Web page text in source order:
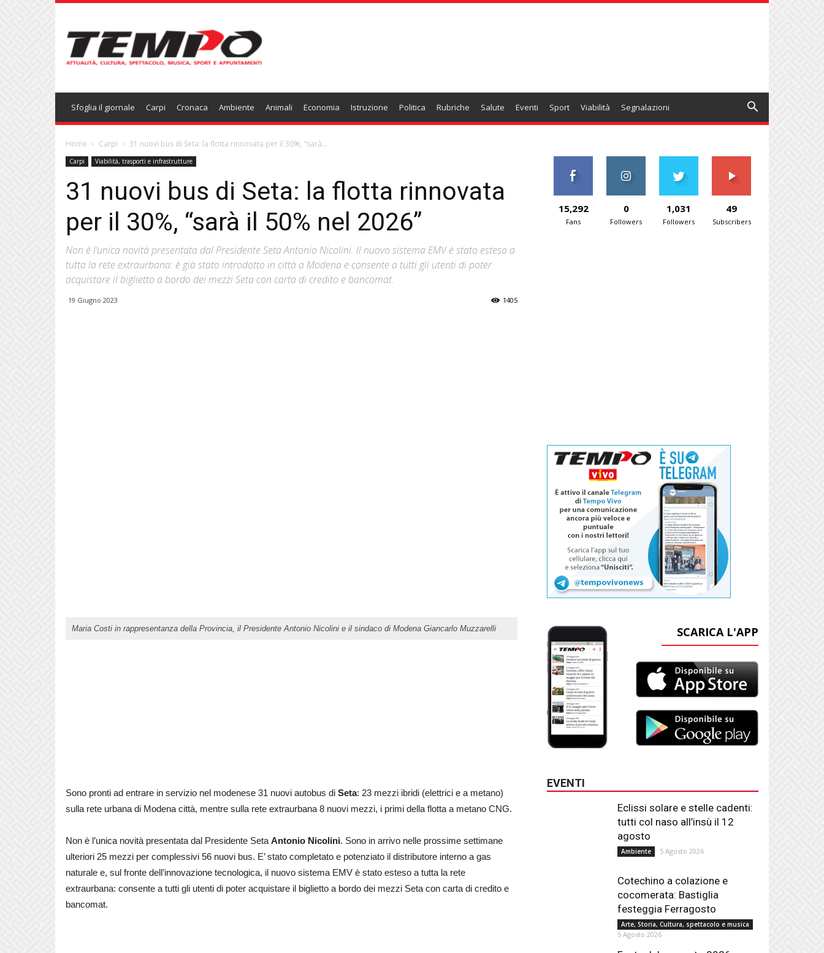
Sfoglia il giornale Carpi Cronaca Ambiente Animali Economia Istruzione Politica Rubriche Salute Eventi Sport Viabilità Segnalazioni
Home Carpi 31 nuovi bus di Seta: la flotta rinnovata per il 30%, “sarà...
Carpi Viabilità, trasporti e infrastrutture
31 nuovi bus di Seta: la flotta rinnovata
per il 30%, “sarà il 50% nel 2026”
Non è l’unica novità presentata dal Presidente Seta Antonio Nicolini. Il nuovo sistema EMV è stato esteso a
tutta la rete extraurbana: è già stato introdotto in città a Modena e consente a tutti gli utenti di poter
acquistare il biglietto a bordo dei mezzi Seta con carta di credito e bancomat.
19 Giugno 2023 1405
Maria Costi in rappresentanza della Provincia, il Presidente Antonio Nicolini e il sindaco di Modena Giancarlo Muzzarelli
Sono pronti ad entrare in servizio nel modenese 31 nuovi autobus diSeta: 23 mezzi ibridi (elettrici e a metano)
sulla rete urbana di Modena città, mentre sulla rete extraurbana 8 nuovi mezzi, i primi della flotta a metano CNG.
Non è l’unica novità presentata dal Presidente SetaAntonio Nicolini. Sono in arrivo nelle prossime settimane
ulteriori 25 mezzi per complessivi 56 nuovi bus. E’ stato completato e potenziato il distributore interno a gas
naturale e, sul fronte dell’innovazione tecnologica, il nuovo sistema EMV è stato esteso a tutta la rete
extraurbana: consente a tutti gli utenti di poter acquistare il biglietto a bordo dei mezzi Seta con carta di credito e
bancomat.
15,292
Fans
0
Followers
1,031
Followers
49
Subscribers
SCARICA L'APP
EVENTI
Eclissi solare e stelle cadenti:
tutti col naso all’insù il 12
agosto
Ambiente 5 Agosto 2026
Cotechino a colazione e
cocomerata: Bastiglia
festeggia Ferragosto
Arte, Storia, Cultura, spettacolo e musica
5 Agosto 2026